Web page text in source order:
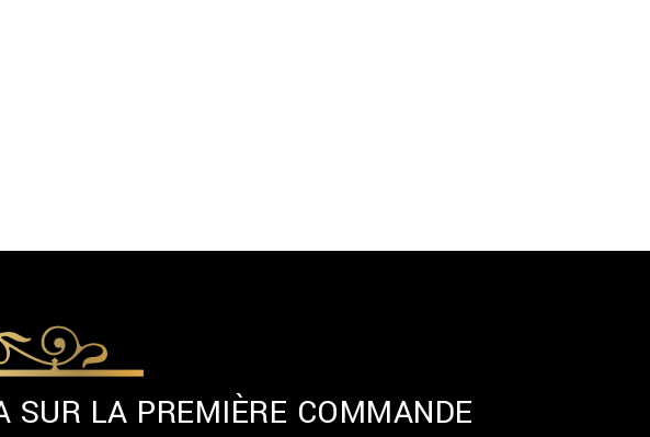
SUR LA PREMIÈRE COMMANDE